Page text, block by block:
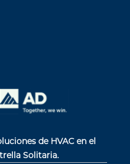
de HVAC en el
Solitaria.